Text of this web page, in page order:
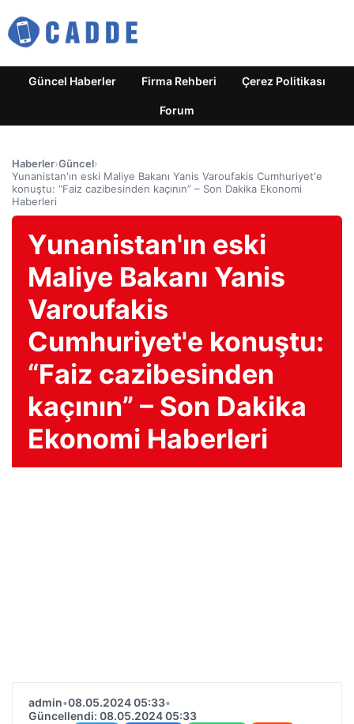
Güncel Haberler Firma Rehberi Çerez Politikası
Forum
Haberler›Güncel›
Yunanistan'ın eski Maliye Bakanı Yanis Varoufakis Cumhuriyet'e
konuştu: “Faiz cazibesinden kaçının” – Son Dakika Ekonomi
Haberleri
Yunanistan'ın eski
Maliye Bakanı Yanis
Varoufakis
Cumhuriyet'e konuştu:
“Faiz cazibesinden
kaçının” – Son Dakika
Ekonomi Haberleri
admin•08.05.2024 05:33•
Güncellendi: 08.05.2024 05:33